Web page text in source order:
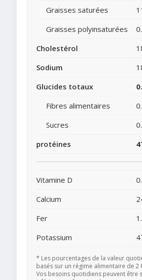
Graisses saturées
Graisses polyinsaturées
Cholestérol
Sodium
Glucides totaux
Fibres alimentaires
Sucres
protéines
Vitamine D
Calcium
Fer
Potassium
* Les pourcentages de la valeur
basés sur un régime alimentaire de 2
Vos besoins quotidiens peuvent être